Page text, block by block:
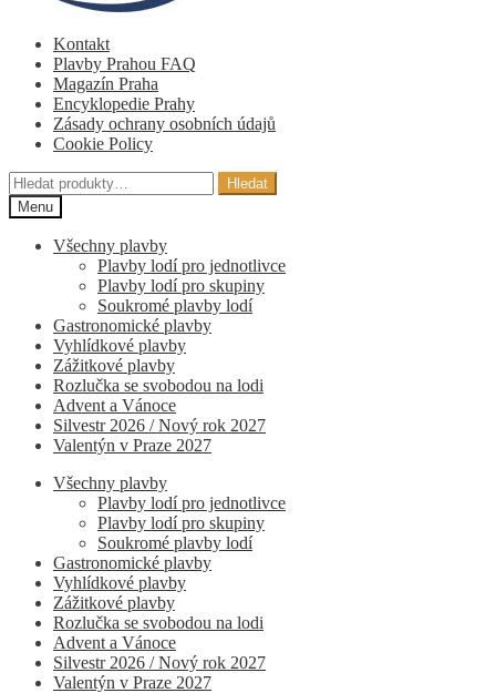
Kontakt
Plavby Prahou FAQ
Magazín Praha
Encyklopedie Prahy
Zásady ochrany osobních údajů
Cookie Policy
Hledat:
Hledat
Menu
Všechny plavby
Plavby lodí pro jednotlivce
Plavby lodí pro skupiny
Soukromé plavby lodí
Gastronomické plavby
Vyhlídkové plavby
Zážitkové plavby
Rozlučka se svobodou na lodi
Advent a Vánoce
Silvestr 2026 / Nový rok 2027
Valentýn v Praze 2027
Všechny plavby
Plavby lodí pro jednotlivce
Plavby lodí pro skupiny
Soukromé plavby lodí
Gastronomické plavby
Vyhlídkové plavby
Zážitkové plavby
Rozlučka se svobodou na lodi
Advent a Vánoce
Silvestr 2026 / Nový rok 2027
Valentýn v Praze 2027